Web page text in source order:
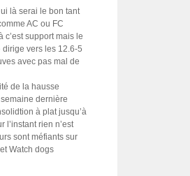
là serai le bon tant
AC ou FC
c’est support mais le
vers les 12.6-5
avec pas mal de
de la hausse
dernière
à plat jusqu’à
l’instant rien n’est
sont méfiants sur
Watch dogs